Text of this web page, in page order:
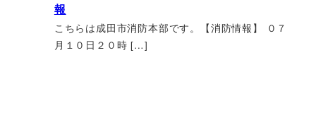
報
こちらは成田市消防本部です。【消防情報】 ０７
月１０日２０時 […]